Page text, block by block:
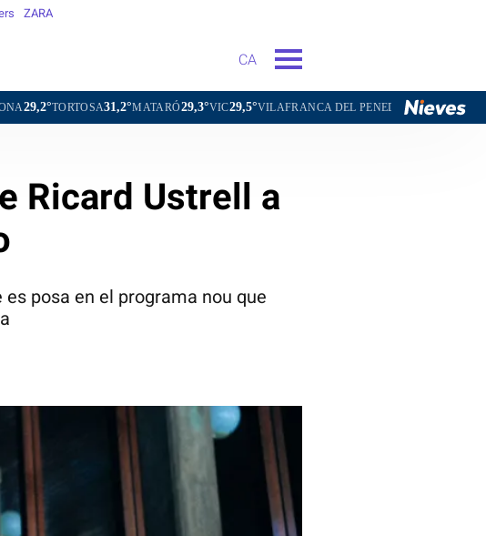
ZARA
CA
31,2°MATARÓ29,3°VIC29,5°VILAFRANCA DEL PENEDÈS28,5° VILANOVA I LA GELTRÚ
Ricard Ustrell a
posa en el programa nou que